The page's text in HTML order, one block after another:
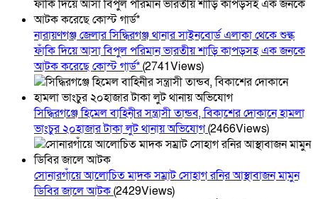
নারায়ণগঞ্জ জেলার সিদ্ধিরগঞ্জ থানার সাইনবোর্ড এলাকা থেকে শুল্ক
ফাঁকি দিয়ে আসা বিপুল পরিমান ভারতীয় শাড়ি কাপড়সহ এক জনকে
আটক করেছে কোস্ট গার্ড*(2741Views)
সিদ্ধিরগঞ্জে হিমেল বাহিনীর সন্ত্রাসী তান্ডব, বিকাশের দোকানে হামলা
ভাংচুর ২০হাজার টাকা লুট থানায় অভিযোগ(2466Views)
সোনারগাঁয়ে আলোচিত মাদক সম্রাট সোহাগ রনির আস্থাবাজন মামুন
ডিবির জালে আটক(2429Views)